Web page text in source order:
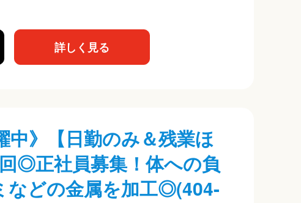
詳しく見る
中》【日勤のみ＆残業ほ
◎正社員募集！体への負
どの金属を加工◎(404-